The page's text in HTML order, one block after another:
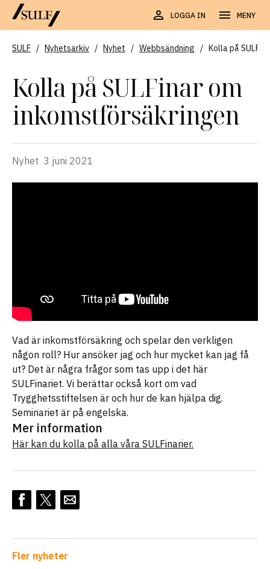
LOGGA IN MENY
SULF / Nyhetsarkiv / Nyhet / Webbsändning / Kolla på
Kolla på SULFinar om
inkomstförsäkringen
Nyhet 3 juni 2021
Vad är inkomstförsäkring och spelar den verkligen
någon roll? Hur ansöker jag och hur mycket kan jag få
ut? Det är några frågor som tas upp i det här
SULFinariet. Vi berättar också kort om vad
Trygghetsstiftelsen är och hur de kan hjälpa dig.
Seminariet är på engelska.
Mer information
Här kan du kolla på alla våra SULFinarier.
Fler nyheter